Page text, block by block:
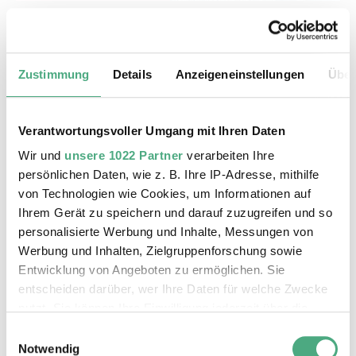
Zustimmung Details Anzeigeneinstellungen
Verantwortungsvoller Umgang mit Ihren Daten
Wir und unsere 1022 Partner verarbeiten Ihre
persönlichen Daten, wie z. B. Ihre IP-Adresse, mithilfe
von Technologien wie Cookies, um Informationen auf
Ihrem Gerät zu speichern und darauf zuzugreifen und so
personalisierte Werbung und Inhalte, Messungen von
Werbung und Inhalten, Zielgruppenforschung sowie
Entwicklung von Angeboten zu ermöglichen. Sie
entscheiden darüber, wer Ihre Daten für welche Zwecke
Trigger Symbol ändern oder widerrufen
Notwendig
ÖFFENTLICHE FÜHRUNG
Der Erzschrägaufzug der Völklinger Hütte mit
Copyright: Weltkulturerbe Völklinger Hütte | Karl
©
Das Weltkulturerbe Völklinger Hütte